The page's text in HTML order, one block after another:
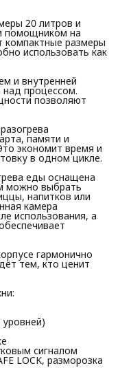
20 литров и
помощником на
компактные размеры
использовать как
и внутренней
процессом.
позволяют
памяти и
экономит время и
в одном цикле.
еды оснащена
можно выбрать
напитков или
камера
использования, а
гармонично
тем, кто ценит
сигналом
LOCK, разморозка